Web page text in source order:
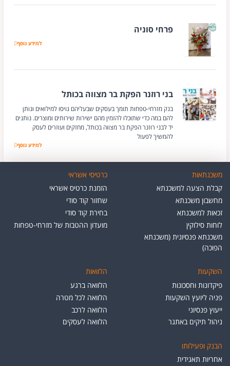
פרחי סוניה
פרחי סוניה
למידע נוסף
בני רוזנר הפקת בר מצווה בכותל
בנק מזרחי-טפחות תומך בעסקים שבעליהם גויסו למילואים ונותן
להם במה כדי שתוכלו להזמין מהם ישירות שירותים ומוצרים. נותנים
יד לבני רוזנר הפקת בר מצווה בכותל, מחזקים ועוזרים לעסק
להמשיך לפעול
בני רוזנר הפקת
למידע נוסף
משכנתאות
קבלת הצעה למשכנתא
מחשבון משכנתא
זכאות למשכנתא
לוחות סילוקין
משכנתא פנסיונית (משכנתא
הפוכה)
כרטיסי אשראי
הזמנת כרטיס אשראי
שחזור קוד סודי
בחירת קוד סודי
מועדון ההטבות של מזרחי-טפחות
השקעות
פיקדונות וחסכונות
פניה ליועץ השקעות
ייעוץ פנסיוני
ניהול תיקים באתגר
הלוואות
הלוואה ברגע
הלוואה לכל מטרה
הלוואה לרכב
הלוואה לעסקים
הבנק ופעילותו
אחריות תאגידית